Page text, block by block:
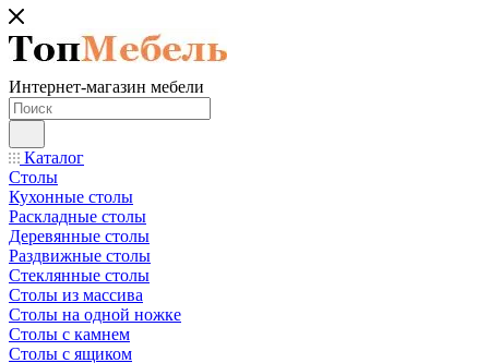
Интернет-магазин мебели
Каталог
Столы
Кухонные столы
Раскладные столы
Деревянные столы
Раздвижные столы
Стеклянные столы
Столы из массива
Столы на одной ножке
Столы с камнем
Столы с ящиком